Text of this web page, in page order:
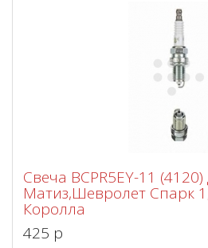
Свеча BCPR5EY-11 (4120)
Матиз,Шевролет Спарк
Королла
425 p